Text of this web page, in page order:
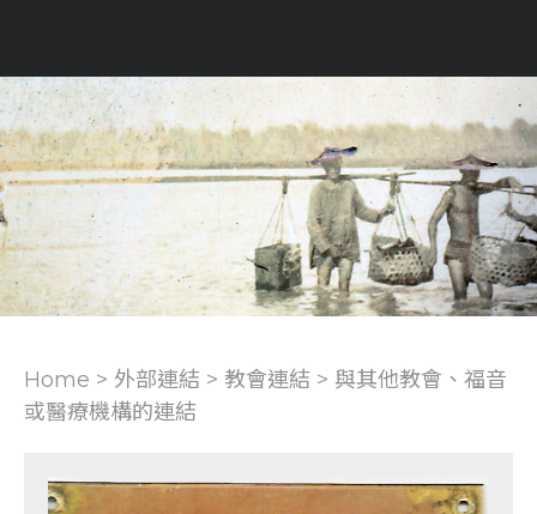
Home > 外部連結 > 教會連結 > 與其他教會、福音
或醫療機構的連結